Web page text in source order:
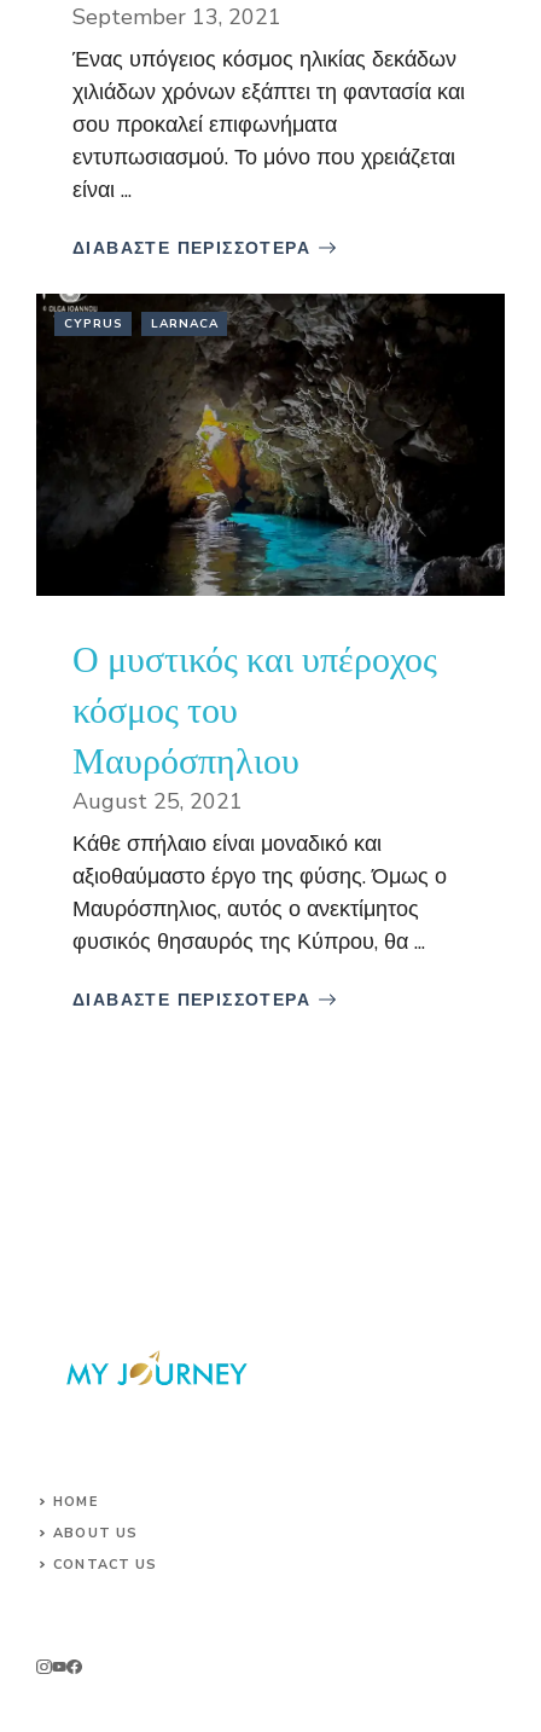
September 13, 2021
Ένας υπόγειος κόσμος ηλικίας δεκάδων
χιλιάδων χρόνων εξάπτει τη φαντασία και
σου προκαλεί επιφωνήματα
εντυπωσιασμού. Το μόνο που χρειάζεται
είναι ...
ΔΙΑΒΑΣΤΕ ΠΕΡΙΣΣΟΤΕΡΑ
CYPRUS LARNACA
Ο μυστικός και υπέροχος
κόσμος του
Μαυρόσπηλιου
August 25, 2021
Κάθε σπήλαιο είναι μοναδικό και
αξιοθαύμαστο έργο της φύσης. Όμως ο
Μαυρόσπηλιος, αυτός ο ανεκτίμητος
φυσικός θησαυρός της Κύπρου, θα ...
ΔΙΑΒΑΣΤΕ ΠΕΡΙΣΣΟΤΕΡΑ
HOME
ABOUT US
CONTACT US